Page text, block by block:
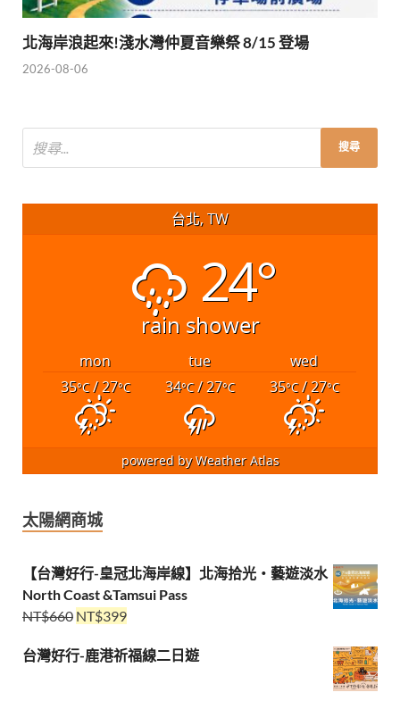
北海岸浪起來!淺水灣仲夏音樂祭 8/15 登場
2026-08-06
台北, TW
24°
rain shower
mon tue
wed
35°C/ 27°C 34°C/ 27°C 35°C/ 27°C
powered byWeather Atlas
太陽網商城
【台灣好行-皇冠北海岸線】北海拾光・藝遊淡水
North Coast &Tamsui Pass
NT$660 NT$399
台灣好行-鹿港祈福線二日遊